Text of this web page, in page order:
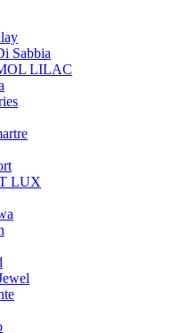
Sabbia
LILAC
LUX